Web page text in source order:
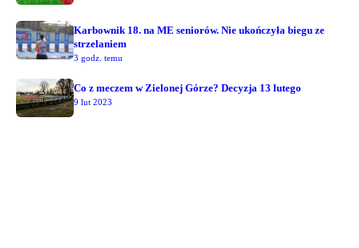
Karbownik 18. na ME seniorów. Nie ukończyła biegu ze
strzelaniem
3 godz. temu
Co z meczem w Zielonej Górze? Decyzja 13 lutego
9 lut 2023